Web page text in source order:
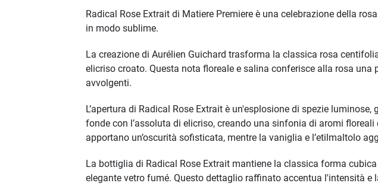
Radical Rose Extrait di Matiere Premiere è una celebrazione della
in modo sublime.
La creazione di Aurélien Guichard trasforma la classica rosa
elicriso croato. Questa nota floreale e salina conferisce alla rosa
avvolgenti.
L’apertura di Radical Rose Extrait è un'esplosione di spezie
fonde con l’assoluta di elicriso, creando una sinfonia di aromi
apportano un’oscurità sofisticata, mentre la vaniglia e l’etilmaltolo
La bottiglia di Radical Rose Extrait mantiene la classica forma
elegante vetro fumé. Questo dettaglio raffinato accentua l'intensità